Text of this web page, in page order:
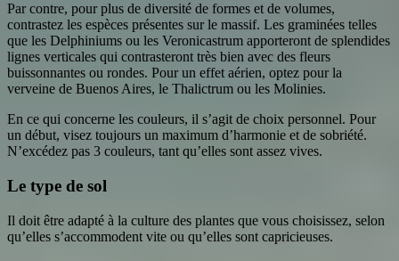
Par contre, pour plus de diversité de formes et de volumes,
contrastez les espèces présentes sur le massif. Les graminées telles
que les Delphiniums ou les Veronicastrum apporteront de splendides
lignes verticales qui contrasteront très bien avec des fleurs
buissonnantes ou rondes. Pour un effet aérien, optez pour la
verveine de Buenos Aires, le Thalictrum ou les Molinies.
En ce qui concerne les couleurs, il s’agit de choix personnel. Pour
un début, visez toujours un maximum d’harmonie et de sobriété.
N’excédez pas 3 couleurs, tant qu’elles sont assez vives.
Le type de sol
Il doit être adapté à la culture des plantes que vous choisissez, selon
qu’elles s’accommodent vite ou qu’elles sont capricieuses.